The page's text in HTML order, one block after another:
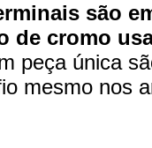
são
de cromo
peça única
mesmo nos